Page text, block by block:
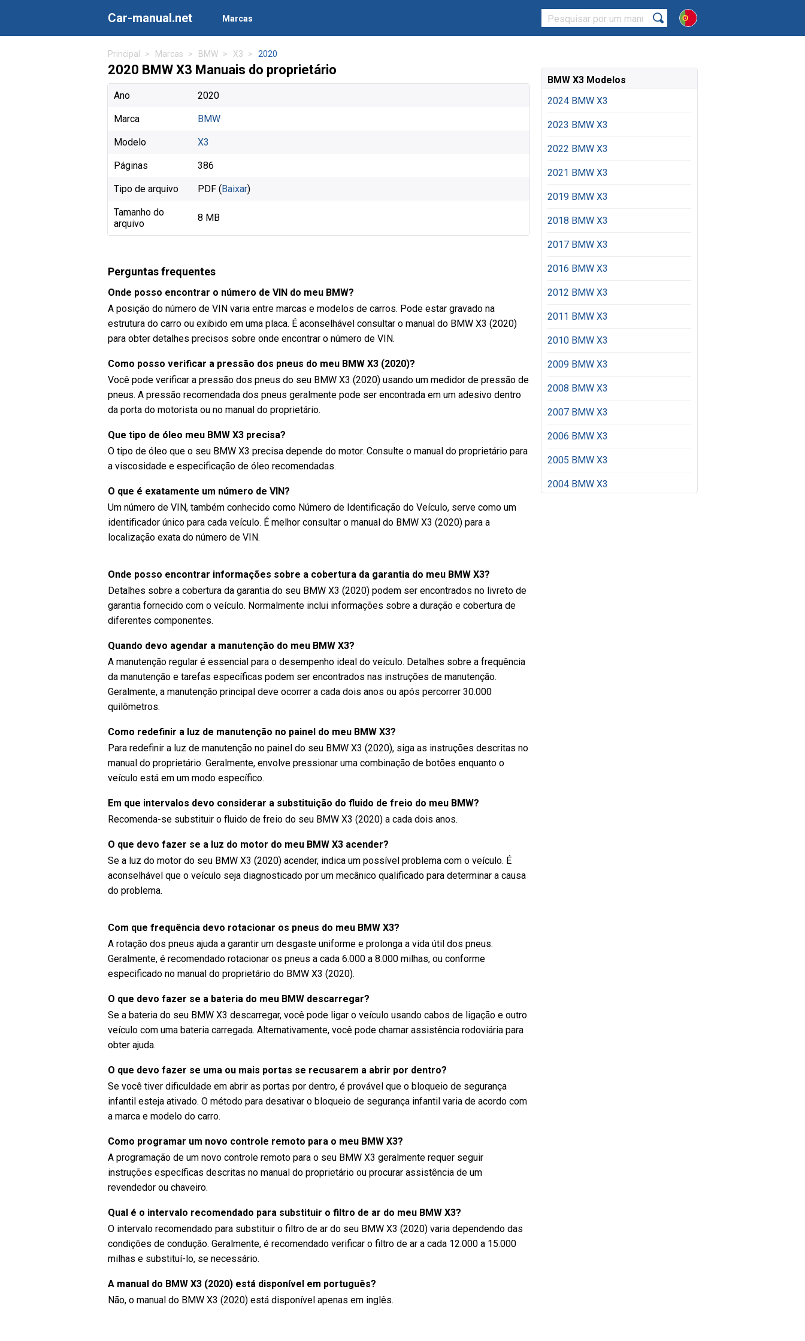
Car-manual.net Marcas
Principal Marcas BMW X3 2020
2020 BMW X3 Manuais do proprietário
Ano 2020
Marca BMW
Modelo X3
Páginas 386
Tipo de arquivo PDF (Baixar)
Tamanho do
arquivo
8 MB
Perguntas frequentes
Onde posso encontrar o número de VIN do meu BMW?
A posição do número de VIN varia entre marcas e modelos de carros. Pode estar gravado na
estrutura do carro ou exibido em uma placa. É aconselhável consultar o manual do BMW X3 (2020)
para obter detalhes precisos sobre onde encontrar o número de VIN.
Como posso verificar a pressão dos pneus do meu BMW X3 (2020)?
Você pode verificar a pressão dos pneus do seu BMW X3 (2020) usando um medidor de pressão de
pneus. A pressão recomendada dos pneus geralmente pode ser encontrada em um adesivo dentro
da porta do motorista ou no manual do proprietário.
Que tipo de óleo meu BMW X3 precisa?
O tipo de óleo que o seu BMW X3 precisa depende do motor. Consulte o manual do proprietário para
a viscosidade e especificação de óleo recomendadas.
O que é exatamente um número de VIN?
Um número de VIN, também conhecido como Número de Identificação do Veículo, serve como um
identificador único para cada veículo. É melhor consultar o manual do BMW X3 (2020) para a
localização exata do número de VIN.
Onde posso encontrar informações sobre a cobertura da garantia do meu BMW X3?
Detalhes sobre a cobertura da garantia do seu BMW X3 (2020) podem ser encontrados no livreto de
garantia fornecido com o veículo. Normalmente inclui informações sobre a duração e cobertura de
diferentes componentes.
Quando devo agendar a manutenção do meu BMW X3?
A manutenção regular é essencial para o desempenho ideal do veículo. Detalhes sobre a frequência
da manutenção e tarefas específicas podem ser encontrados nas instruções de manutenção.
Geralmente, a manutenção principal deve ocorrer a cada dois anos ou após percorrer 30.000
quilômetros.
Como redefinir a luz de manutenção no painel do meu BMW X3?
Para redefinir a luz de manutenção no painel do seu BMW X3 (2020), siga as instruções descritas no
manual do proprietário. Geralmente, envolve pressionar uma combinação de botões enquanto o
veículo está em um modo específico.
Em que intervalos devo considerar a substituição do fluido de freio do meu BMW?
Recomenda-se substituir o fluido de freio do seu BMW X3 (2020) a cada dois anos.
O que devo fazer se a luz do motor do meu BMW X3 acender?
Se a luz do motor do seu BMW X3 (2020) acender, indica um possível problema com o veículo. É
aconselhável que o veículo seja diagnosticado por um mecânico qualificado para determinar a causa
do problema.
Com que frequência devo rotacionar os pneus do meu BMW X3?
A rotação dos pneus ajuda a garantir um desgaste uniforme e prolonga a vida útil dos pneus.
Geralmente, é recomendado rotacionar os pneus a cada 6.000 a 8.000 milhas, ou conforme
especificado no manual do proprietário do BMW X3 (2020).
O que devo fazer se a bateria do meu BMW descarregar?
Se a bateria do seu BMW X3 descarregar, você pode ligar o veículo usando cabos de ligação e outro
veículo com uma bateria carregada. Alternativamente, você pode chamar assistência rodoviária para
obter ajuda.
O que devo fazer se uma ou mais portas se recusarem a abrir por dentro?
Se você tiver dificuldade em abrir as portas por dentro, é provável que o bloqueio de segurança
infantil esteja ativado. O método para desativar o bloqueio de segurança infantil varia de acordo com
a marca e modelo do carro.
Como programar um novo controle remoto para o meu BMW X3?
A programação de um novo controle remoto para o seu BMW X3 geralmente requer seguir
instruções específicas descritas no manual do proprietário ou procurar assistência de um
revendedor ou chaveiro.
Qual é o intervalo recomendado para substituir o filtro de ar do meu BMW X3?
O intervalo recomendado para substituir o filtro de ar do seu BMW X3 (2020) varia dependendo das
condições de condução. Geralmente, é recomendado verificar o filtro de ar a cada 12.000 a 15.000
milhas e substituí-lo, se necessário.
A manual do BMW X3 (2020) está disponível em português?
Não, o manual do BMW X3 (2020) está disponível apenas em inglês.
BMW X3 Modelos
2024 BMW X3
2023 BMW X3
2022 BMW X3
2021 BMW X3
2019 BMW X3
2018 BMW X3
2017 BMW X3
2016 BMW X3
2012 BMW X3
2011 BMW X3
2010 BMW X3
2009 BMW X3
2008 BMW X3
2007 BMW X3
2006 BMW X3
2005 BMW X3
2004 BMW X3